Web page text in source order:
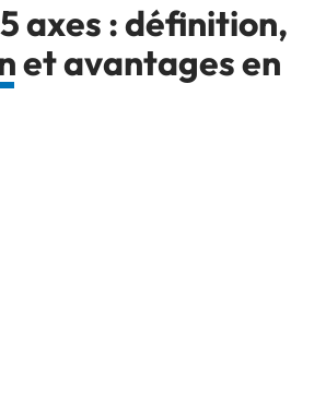
axes : définition,
et avantages en